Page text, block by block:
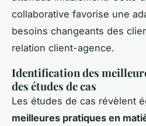
collaborative favorise une
besoins changeants des
relation client-agence.
Identification des
des études de cas
Les études de cas révèlent
meilleures pratiques en